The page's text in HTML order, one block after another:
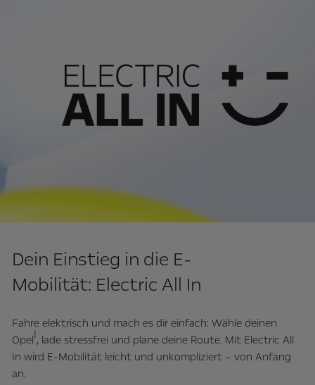
Dein Einstieg in die E-
Mobilität: Electric All In
Fahre elektrisch und mach es dir einfach: Wähle deinen
OpelI, lade stressfrei und plane deine Route. Mit Electric All
In wird E-Mobilität leicht und unkompliziert – von Anfang
an.